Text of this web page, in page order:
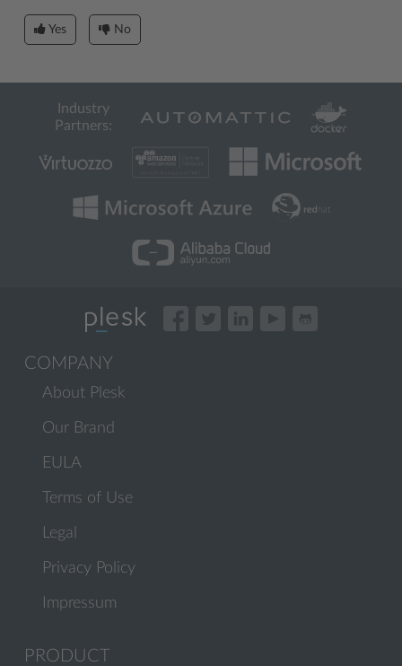
Yes No
Industry
Partners:
COMPANY
About Plesk
Our Brand
EULA
Terms of Use
Legal
Privacy Policy
Impressum
PRODUCT